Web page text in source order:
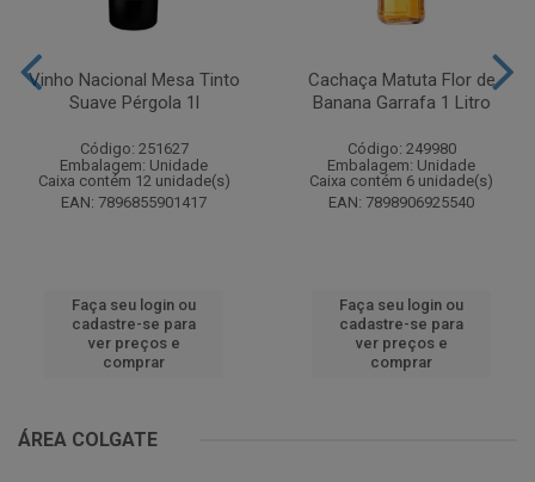
Vinho Nacional Mesa Tinto
Suave Pérgola 1l
Código: 251627
Embalagem: Unidade
Caixa contém 12 unidade(s)
EAN: 7896855901417
Faça seu login ou
cadastre-se para
ver preços e
comprar
Cachaça Matuta Flor de
Banana Garrafa 1 Litro
Código: 249980
Embalagem: Unidade
Caixa contém 6 unidade(s)
EAN: 7898906925540
Faça seu login ou
cadastre-se para
ver preços e
comprar
ÁREA COLGATE